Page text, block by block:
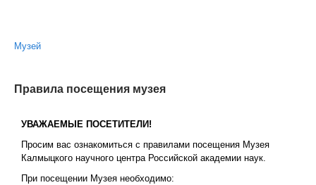
Вы здесь
Музей
Правила посещения музея
УВАЖАЕМЫЕ ПОСЕТИТЕЛИ!
Просим вас ознакомиться с правилами посещения Музея
Калмыцкого научного центра Российской академии наук.
При посещении Музея необходимо: